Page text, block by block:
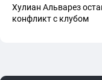
Хулиан Альварез
конфликт с клубом